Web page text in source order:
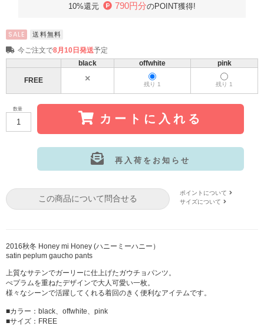
10%還元 790円分のPOINT獲得!
SALE 送料無料
今ご注文で8月10日発送予定
black
offwhite pink
FREE 残り 1 残り 1
数量
カートに入れる
再入荷をお知らせ
この商品について問合せる
ポイントについて
サイズについて
2016秋冬 Honey mi Honey (ハニーミーハニー）
satin peplum gaucho pants
上質なサテンでガーリーに仕上げたガウチョパンツ。
ぺプラムを重ねたデザインで大人可愛い一枚。
様々なシーンで活躍してくれる着回のきく便利なアイテムです。
■カラー：black、offwhite、pink
■サイズ：FREE